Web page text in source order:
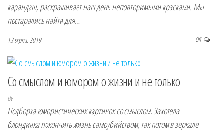
карандаш, раскрашивает наш день неповторимыми красками. Мы
постарались найти для…
13 srpna, 2019 Off
Со смыслом и юмором о жизни и не только
By
Подборка юмористических картинок со смыслом. Захотела
блондинка покончить жизнь самоубийством, так потом в зеркале